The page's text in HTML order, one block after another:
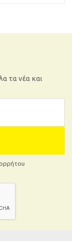
τα νέα και